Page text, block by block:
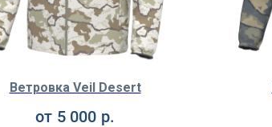
Ветровка Veil Desert
от 5 000 р.